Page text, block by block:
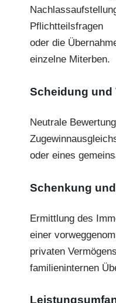
Pflichtteilsfragen
oder die
einzelne Miterben.
Scheidung und
Neutrale
oder eines
Schenkung
Ermittlung des
einer
privaten
familieninternen